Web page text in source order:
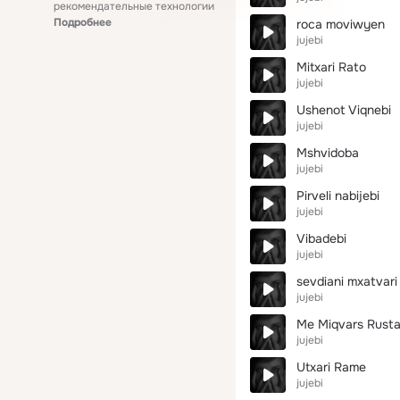
рекомендательные технологии
Подробнее
roca moviwyen
jujebi
Mitxari Rato
jujebi
Ushenot Viqnebi
jujebi
Mshvidoba
jujebi
Pirveli nabijebi
jujebi
Vibadebi
jujebi
sevdiani mxatvari
jujebi
Me Miqvars
jujebi
Utxari Rame
jujebi